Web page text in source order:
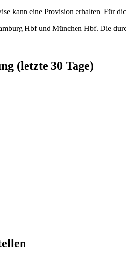
kann eine Provision erhalten. Für
Hbf und München Hbf. Die
(letzte 30 Tage)